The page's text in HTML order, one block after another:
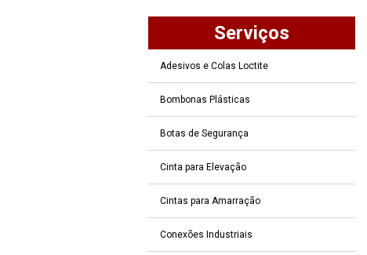
Serviços
Adesivos e Colas Loctite
Bombonas Plásticas
Botas de Segurança
Cinta para Elevação
Cintas para Amarração
Conexões Industriais